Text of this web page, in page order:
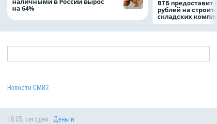
на 64%
ВТБ предоставит
рублей на
складских
Новости СМИ2
18:05, сегодня Деньги